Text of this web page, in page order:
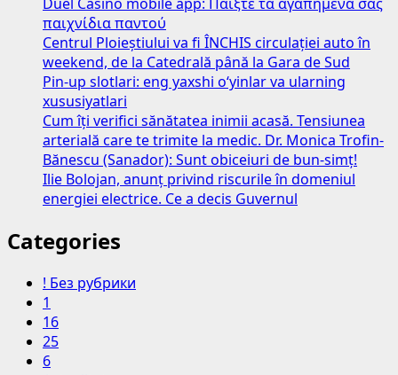
Duel Casino mobile app: Παίξτε τα αγαπημένα σας
παιχνίδια παντού
Centrul Ploieștiului va fi ÎNCHIS circulației auto în
weekend, de la Catedrală până la Gara de Sud
Pin-up slotlari: eng yaxshi o‘yinlar va ularning
xususiyatlari
Cum îți verifici sănătatea inimii acasă. Tensiunea
arterială care te trimite la medic. Dr. Monica Trofin-
Bănescu (Sanador): Sunt obiceiuri de bun-simț!
Ilie Bolojan, anunț privind riscurile în domeniul
energiei electrice. Ce a decis Guvernul
Categories
! Без рубрики
1
16
25
6